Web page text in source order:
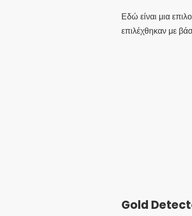
Εδώ είναι μια
επιλέχθηκαν με
Gold